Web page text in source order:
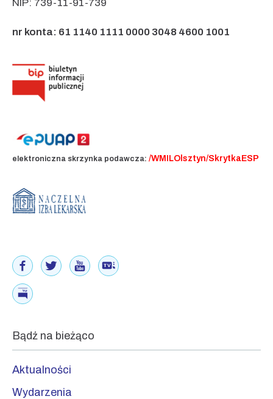
NIP: 739-11-91-739
nr konta: 61 1140 1111 0000 3048 4600 1001
elektroniczna skrzynka podawcza: /WMILOlsztyn/SkrytkaESP
Bądź na bieżąco
Aktualności
Wydarzenia